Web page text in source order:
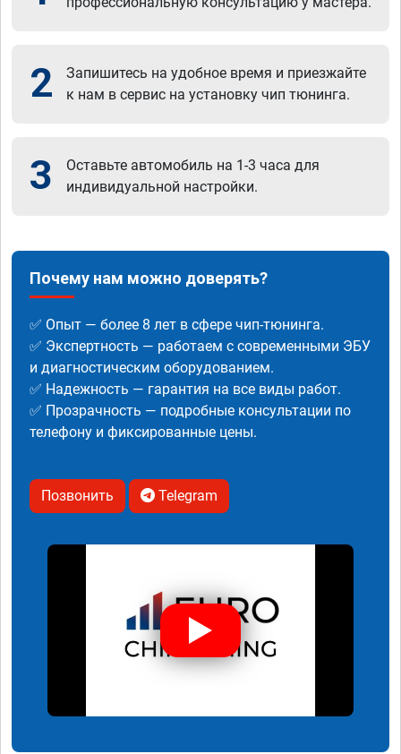
2
Запишитесь на удобное время и приезжайте
к нам в сервис на установку чип тюнинга.
3
Оставьте автомобиль на 1-3 часа для
индивидуальной настройки.
Почему нам можно доверять?
✅ Опыт — более 8 лет в сфере чип-тюнинга.
✅ Экспертность — работаем с современными ЭБУ
и диагностическим оборудованием.
✅ Надежность — гарантия на все виды работ.
✅ Прозрачность — подробные консультации по
телефону и фиксированные цены.
Позвонить Telegram